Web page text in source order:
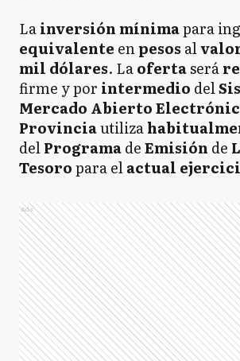
Lainversión mínimapara
equivalente enpesos al
mil dólares. Laofertaserá
firme y por intermedio del
Mercado Abierto
Provinciautiliza
delProgramadeEmisión de
Tesoropara elactual
Ads